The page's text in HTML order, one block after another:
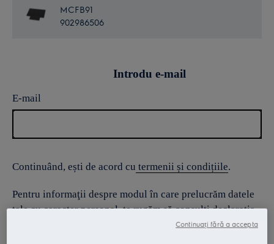
MCFB91
902986506
Introdu e-mail
E-mail
Continuând, ești de acord cu termenii și condițiile.
Pentru informaţii despre modul în care prelucrăm datele
tale cu caracter personal, te rugăm să consulţi declaraţia
Continuați fără a accepta